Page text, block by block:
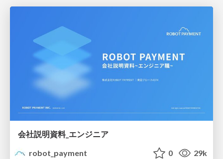
会社説明資料_エンジニア
robot_payment
0 29k